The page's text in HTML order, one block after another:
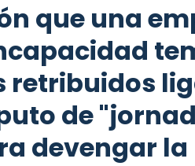
que una
retribuidos
de
devengar la